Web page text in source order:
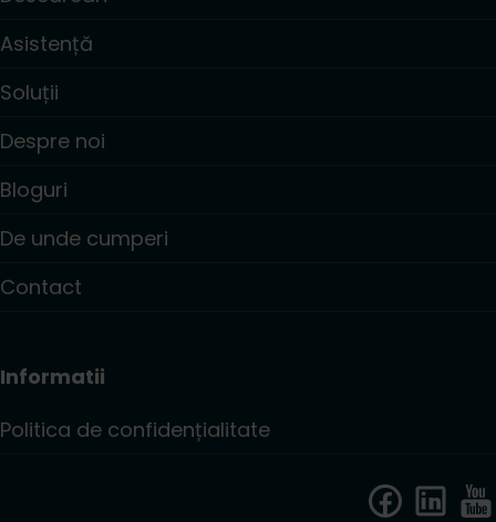
Asistență
Soluții
Despre noi
Bloguri
De unde cumperi
Contact
Informatii
Politica de confidențialitate